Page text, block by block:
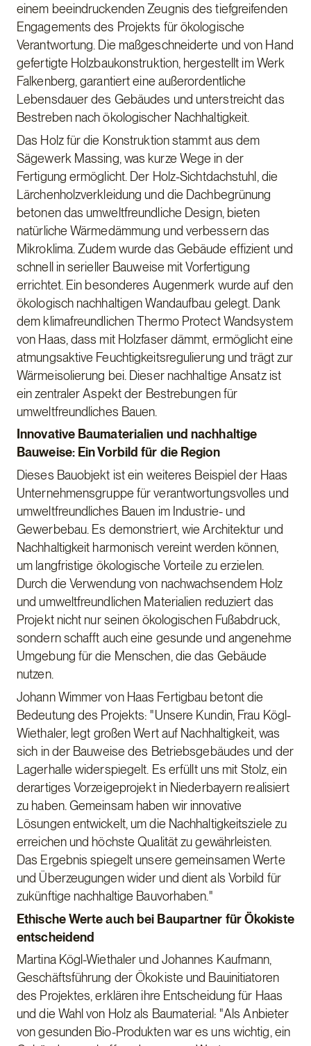
einem beeindruckenden Zeugnis des tiefgreifenden
Engagements des Projekts für ökologische
Verantwortung. Die maßgeschneiderte und von Hand
gefertigte Holzbaukonstruktion, hergestellt im Werk
Falkenberg, garantiert eine außerordentliche
Lebensdauer des Gebäudes und unterstreicht das
Bestreben nach ökologischer Nachhaltigkeit.
Das Holz für die Konstruktion stammt aus dem
Sägewerk Massing, was kurze Wege in der
Fertigung ermöglicht. Der Holz-Sichtdachstuhl, die
Lärchenholzverkleidung und die Dachbegrünung
betonen das umweltfreundliche Design, bieten
natürliche Wärmedämmung und verbessern das
Mikroklima. Zudem wurde das Gebäude effizient und
schnell in serieller Bauweise mit Vorfertigung
errichtet. Ein besonderes Augenmerk wurde auf den
ökologisch nachhaltigen Wandaufbau gelegt. Dank
dem klimafreundlichen Thermo Protect Wandsystem
von Haas, dass mit Holzfaser dämmt, ermöglicht eine
atmungsaktive Feuchtigkeitsregulierung und trägt zur
Wärmeisolierung bei. Dieser nachhaltige Ansatz ist
ein zentraler Aspekt der Bestrebungen für
umweltfreundliches Bauen.
Innovative Baumaterialien und nachhaltige
Bauweise: Ein Vorbild für die Region
Dieses Bauobjekt ist ein weiteres Beispiel der Haas
Unternehmensgruppe für verantwortungsvolles und
umweltfreundliches Bauen im Industrie- und
Gewerbebau. Es demonstriert, wie Architektur und
Nachhaltigkeit harmonisch vereint werden können,
um langfristige ökologische Vorteile zu erzielen.
Durch die Verwendung von nachwachsendem Holz
und umweltfreundlichen Materialien reduziert das
Projekt nicht nur seinen ökologischen Fußabdruck,
sondern schafft auch eine gesunde und angenehme
Umgebung für die Menschen, die das Gebäude
nutzen.
Johann Wimmer von Haas Fertigbau betont die
Bedeutung des Projekts: "Unsere Kundin, Frau Kögl-
Wiethaler, legt großen Wert auf Nachhaltigkeit, was
sich in der Bauweise des Betriebsgebäudes und der
Lagerhalle widerspiegelt. Es erfüllt uns mit Stolz, ein
derartiges Vorzeigeprojekt in Niederbayern realisiert
zu haben. Gemeinsam haben wir innovative
Lösungen entwickelt, um die Nachhaltigkeitsziele zu
erreichen und höchste Qualität zu gewährleisten.
Das Ergebnis spiegelt unsere gemeinsamen Werte
und Überzeugungen wider und dient als Vorbild für
zukünftige nachhaltige Bauvorhaben."
Ethische Werte auch bei Baupartner für Ökokiste
entscheidend
Martina Kögl-Wiethaler und Johannes Kaufmann,
Geschäftsführung der Ökokiste und Bauinitiatoren
des Projektes, erklären ihre Entscheidung für Haas
und die Wahl von Holz als Baumaterial: "Als Anbieter
von gesunden Bio-Produkten war es uns wichtig, ein